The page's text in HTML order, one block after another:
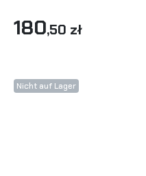
180,50 zł
Nicht auf Lager